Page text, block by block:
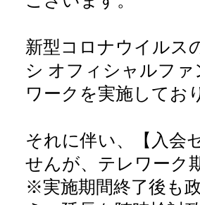
新型コロナウイルス
シ オフィシャルファ
ワークを実施してお
それに伴い、【入会
せんが、テレワーク
※実施期間終了後も